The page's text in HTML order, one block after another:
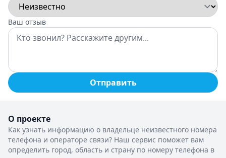
Ваш отзыв
Отправить
О проекте
Как узнать информацию о владельце неизвестного номера
телефона и операторе связи? Наш сервис поможет вам
определить город, область и страну по номеру телефона в